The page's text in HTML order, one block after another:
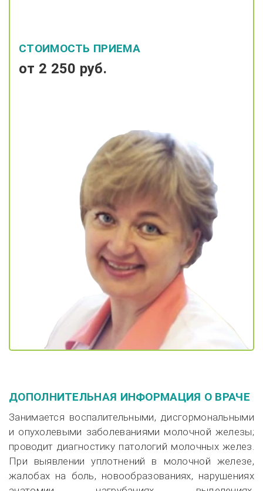
СТОИМОСТЬ ПРИЕМА
от 2 250 руб.
ДОПОЛНИТЕЛЬНАЯ ИНФОРМАЦИЯ О ВРАЧЕ
Занимается воспалительными, дисгормональными
и опухолевыми заболеваниями молочной железы;
проводит диагностику патологий молочных желез.
При выявлении уплотнений в молочной железе,
жалобах на боль, новообразованиях, нарушениях